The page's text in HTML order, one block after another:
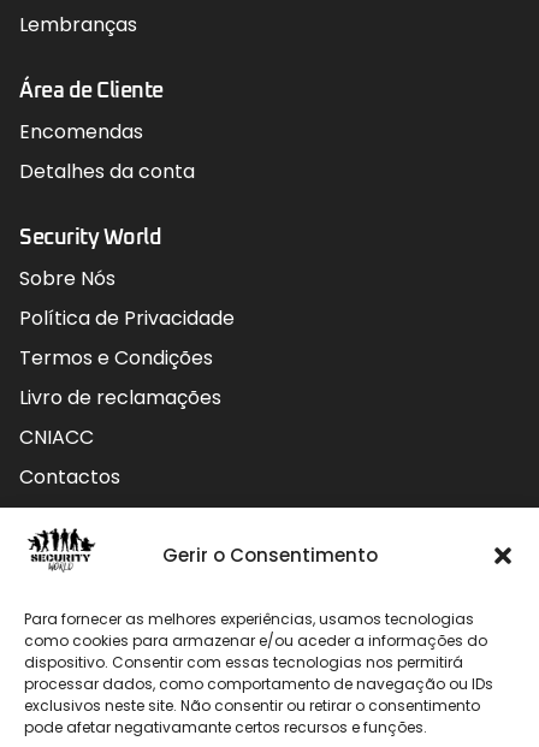
Gerir o Consentimento
Para fornecer as melhores experiências, usamos tecnologias
como cookies para armazenar e/ou aceder a informações do
dispositivo. Consentir com essas tecnologias nos permitirá
processar dados, como comportamento de navegação ou IDs
exclusivos neste site. Não consentir ou retirar o consentimento
pode afetar negativamante certos recursos e funções.
Lembranças
Área de Cliente
Encomendas
Detalhes da conta
Security World
Sobre Nós
Política de Privacidade
Termos e Condições
Livro de reclamações
CNIACC
Contactos
Contactos
912 009 740 (Chamada para rede móvel nacional)
geral@securityworld.pt